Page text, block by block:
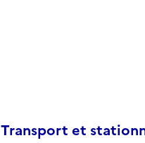
Transport et